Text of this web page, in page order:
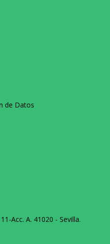
de Datos
Acc. A. 41020 - Sevilla.